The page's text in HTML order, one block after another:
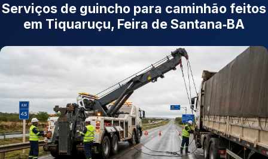
Serviços de guincho para caminhão feitos
em Tiquaruçu, Feira de Santana‑BA